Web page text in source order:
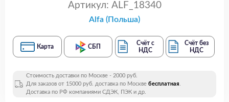
Артикул: ALF_18340
Alfa (Польша)
Карта СБП
Счёт с
НДС
Счёт без
НДС
Стоимость доставки по Москве - 2000 руб.
Для заказов от 15000 руб. доставка по Москве бесплатная.
Доставка по РФ компаниями СДЭК, ПЭК и др.